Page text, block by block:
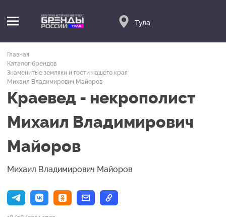
Тула
Главная
Каталог брендов
Знаменитые земляки и гости нашего края
Михаил Владимирович Майоров
Краевед - некрополист
Михаил Владимирович
Майоров
Михаил Владимирович Майоров